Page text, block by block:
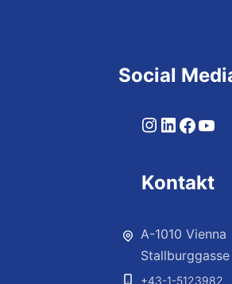
Social
Kontakt
A-1010 Vienna
+43-1-5123982